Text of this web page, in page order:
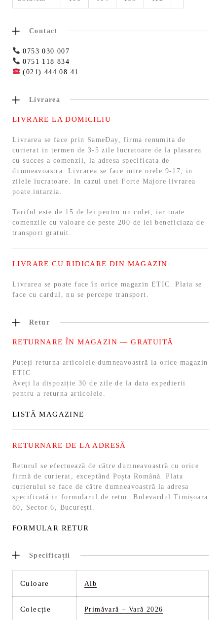
Contact
0753 030 007
0751 118 834
(021) 444 08 41
Livrarea
LIVRARE LA DOMICILIU
Livrarea se face prin SameDay, firma renumita de
curierat in termen de 3-5 zile lucratoare de la plasarea
cu succes a comenzii, la adresa specificata de
dumneavoastra. Livrarea se face intre orele 9-17, in
zilele lucratoare. In cazul unei Forte Majore livrarea
poate intarzia.
Tariful este de 15 de lei pentru un colet, iar toate
comenzile cu valoare de peste 200 de lei beneficiaza de
transport gratuit.
LIVRARE CU RIDICARE DIN MAGAZIN
Livrarea se poate face în orice magazin ETIC. Plata se
face cu cardul, nu se percepe transport.
Retur
RETURNARE ÎN MAGAZIN — GRATUITĂ
Puteți returna articolele dumneavoastră la orice magazin
ETIC.
Aveți la dispoziție 30 de zile de la data expedierii
pentru a returna articolele.
LISTĂ MAGAZINE
RETURNARE DE LA ADRESĂ
Returul se efectuează de către dumneavoastră cu orice
firmă de curierat, exceptând Poșta Română. Plata
curierului se face de către dumneavoastră la adresa
specificată in formularul de retur: Bulevardul Timișoara
80, Sector 6, București.
FORMULAR RETUR
Specificații
Culoare Alb
Colecție Primăvară – Vară 2026